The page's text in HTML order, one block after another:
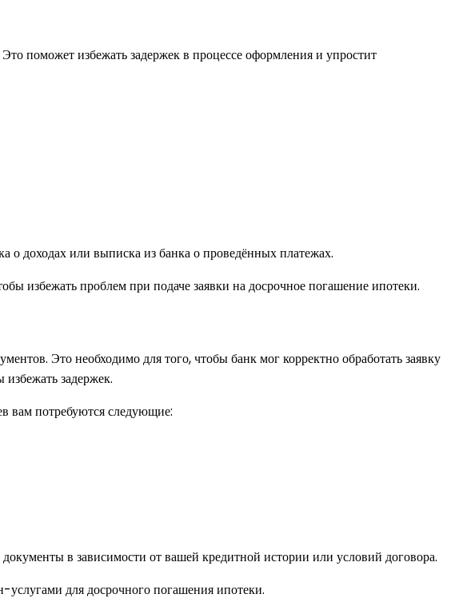
поможет избежать задержек в процессе оформления и упростит
о доходах или выписка из банка о проведённых платежах.
избежать проблем при подаче заявки на досрочное погашение ипотеки.
Это необходимо для того, чтобы банк мог корректно обработать заявку
задержек.
вам потребуются следующие:
в зависимости от вашей кредитной истории или условий договора.
услугами для досрочного погашения ипотеки.